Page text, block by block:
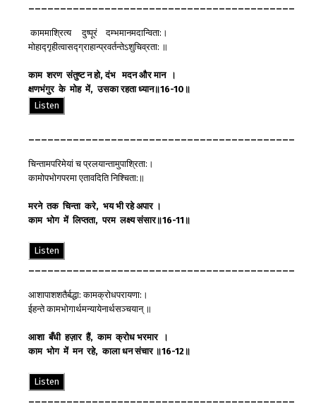
काममाश्रित्य दुष्पूरं दम्भमानमदान्विता:।
मोहाद्गृहीत्वासद्ग्राहान्प्रवर्तन्तेऽशुचिव्रता: ॥
काम शरण संतुष्ट न हो,दंभ मदन और मान
।
क्षणभंगुर के मोह में,उसका रहता ध्यान॥16-10 ॥
Listen
चिन्तामपरिमेयां च प्रलयान्तामुपाश्रिता:।
कामोपभोगपरमा एतावदिति निश्चिता:॥
मरने तक चिन्ता करे, भय भी रहे अपार ।
काम भोग में लिप्तता,परम लक्ष्य संसार॥16-11 ॥
Listen
आशापाशशतैर्बद्धा: कामक्रोधपरायणा:।
ईहन्ते कामभोगार्थमन्यायेनार्थसञ्चयान् ॥
आशा बँधी हज़ार हैं,काम क्रोध भरमार
।
काम भोग में मन रहे,काला धन संचार ॥16-12 ॥
Listen